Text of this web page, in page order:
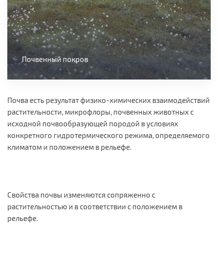
Почвенный покров
Почва есть результат физико-химических взаимодействий
растительности, микрофлоры, почвенных животных с
исходной почвообразующей породой в условиях
конкретного гидротермического режима, определяемого
климатом и положением в рельефе.
Свойства почвы изменяются сопряженно с
растительностью и в соответствии с положением в
рельефе.